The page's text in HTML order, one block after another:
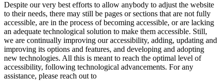
Despite our very best efforts to allow anybody to adjust the website
to their needs, there may still be pages or sections that are not fully
accessible, are in the process of becoming accessible, or are lacking
an adequate technological solution to make them accessible. Still,
we are continually improving our accessibility, adding, updating and
improving its options and features, and developing and adopting
new technologies. All this is meant to reach the optimal level of
accessibility, following technological advancements. For any
assistance, please reach out to